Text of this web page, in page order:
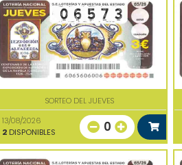
SORTEO DEL JUEVES
13/08/2026
2 DISPONIBLES 0